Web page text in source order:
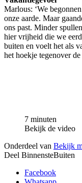
Marlous: ‘We
onze aarde. Maar
ons past. Minder
hier vrijheid die we
buiten en voelt het als
het hoekje tegenover
7 minuten
Bekijk de video
Onderdeel van Bekijk
Deel BinnensteBuiten
Facebook